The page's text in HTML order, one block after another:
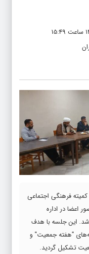
جلسه کمیته فرهنگی اجتماعی
اعضا در اداره
شد. این جلسه با هدف
"هفته جمعیت" و
تشکیل گردید.